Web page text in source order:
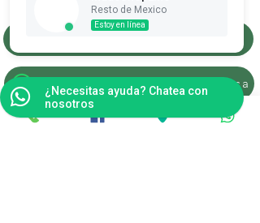
Resto de la Republica
Resto de Mexico
Estoy en línea
¿Necesitas ayuda? Chatea con
nosotros